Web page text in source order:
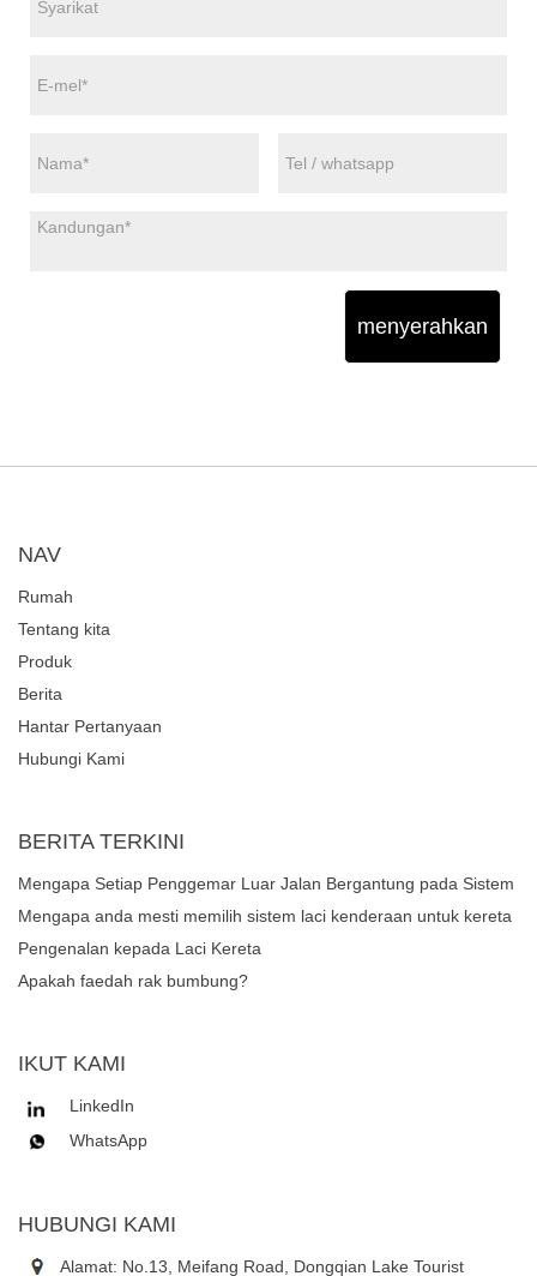
menyerahkan
NAV
Rumah
Tentang kita
Produk
Berita
Hantar Pertanyaan
Hubungi Kami
BERITA TERKINI
Mengapa Setiap Penggemar Luar Jalan Bergantung pada Sistem
Laci Kenderaan yang Teguh untuk Pengurusan Gear?
Mengapa anda mesti memilih sistem laci kenderaan untuk kereta
atau trak anda?
Pengenalan kepada Laci Kereta
Apakah faedah rak bumbung?
IKUT KAMI
LinkedIn
WhatsApp
HUBUNGI KAMI
Alamat: No.13, Meifang Road, Dongqian Lake Tourist